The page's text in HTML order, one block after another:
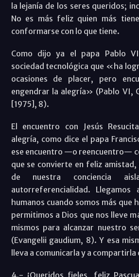
la lejanía de los seres queridos;
No es más feliz quien más
conformarse con lo que tiene.
Como dijo ya el papa Pablo
sociedad tecnológica que «ha
ocasiones de placer, pero
engendrar la alegría» (Pablo VI,
[1975], 8).
El encuentro con Jesús
alegría, como dice el papa
ese encuentro —o reencuentro—
que se convierte en feliz
de nuestra conciencia
autorreferencialidad. Llegamos
humanos cuando somos más que
permitimos a Dios que nos lleve
mismos para alcanzar nuestro
(Evangelii gaudium, 8). Y esa
lleva a comunicarla y a compartirla
4.- ¡Queridos fieles, feliz